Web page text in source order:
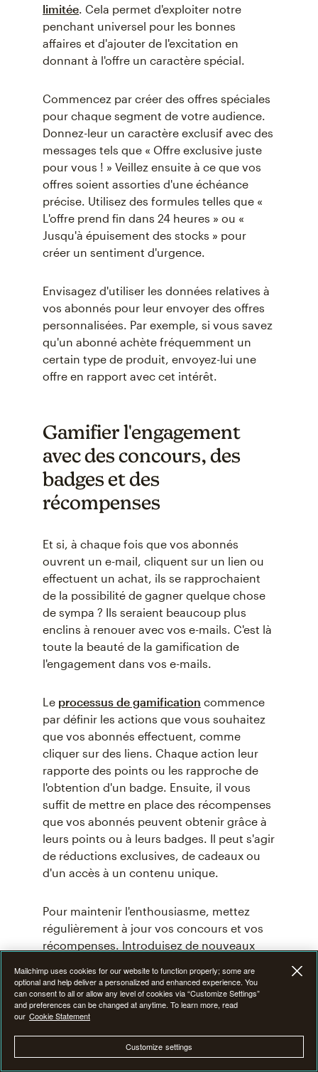
limitée. Cela permet d'exploiter notre
penchant universel pour les bonnes
affaires et d'ajouter de l'excitation en
donnant à l'offre un caractère spécial.
Commencez par créer des offres spéciales
pour chaque segment de votre audience.
Donnez-leur un caractère exclusif avec des
messages tels que « Offre exclusive juste
pour vous ! » Veillez ensuite à ce que vos
offres soient assorties d'une échéance
précise. Utilisez des formules telles que «
L'offre prend fin dans 24 heures » ou «
Jusqu'à épuisement des stocks » pour
créer un sentiment d'urgence.
Envisagez d'utiliser les données relatives à
vos abonnés pour leur envoyer des offres
personnalisées. Par exemple, si vous savez
qu'un abonné achète fréquemment un
certain type de produit, envoyez-lui une
offre en rapport avec cet intérêt.
Gamifier l'engagement
avec des concours, des
badges et des
récompenses
Et si, à chaque fois que vos abonnés
ouvrent un e-mail, cliquent sur un lien ou
effectuent un achat, ils se rapprochaient
de la possibilité de gagner quelque chose
de sympa ? Ils seraient beaucoup plus
enclins à renouer avec vos e-mails. C'est là
toute la beauté de la gamification de
l'engagement dans vos e-mails.
Le processus de gamification commence
par définir les actions que vous souhaitez
que vos abonnés effectuent, comme
cliquer sur des liens. Chaque action leur
rapporte des points ou les rapproche de
l'obtention d'un badge. Ensuite, il vous
suffit de mettre en place des récompenses
que vos abonnés peuvent obtenir grâce à
leurs points ou à leurs badges. Il peut s'agir
de réductions exclusives, de cadeaux ou
d'un accès à un contenu unique.
Pour maintenir l'enthousiasme, mettez
régulièrement à jour vos concours et vos
récompenses. Introduisez de nouveaux
différentes, de lancements de produits ou
simplement pour maintenir l'intérêt.
Surprendre vos clients
Mailchimp uses cookies for our website to function properly; some are
optional and help deliver a personalized and enhanced experience. You
can consent to all or allow any level of cookies via “Customize Settings”
and preferences can be changed at anytime. To learn more, read
our Cookie Statement
Customize settings